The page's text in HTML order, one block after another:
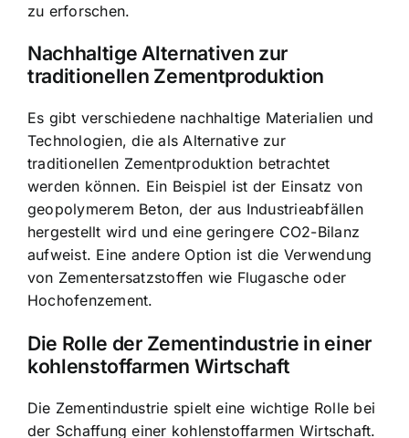
zu erforschen.
Nachhaltige Alternativen zur
traditionellen Zementproduktion
Es gibt verschiedene nachhaltige Materialien und
Technologien, die als Alternative zur
traditionellen Zementproduktion betrachtet
werden können. Ein Beispiel ist der Einsatz von
geopolymerem Beton, der aus Industrieabfällen
hergestellt wird und eine geringere CO2-Bilanz
aufweist. Eine andere Option ist die Verwendung
von Zementersatzstoffen wie Flugasche oder
Hochofenzement.
Die Rolle der Zementindustrie in einer
kohlenstoffarmen Wirtschaft
Die Zementindustrie spielt eine wichtige Rolle bei
der Schaffung einer kohlenstoffarmen Wirtschaft.